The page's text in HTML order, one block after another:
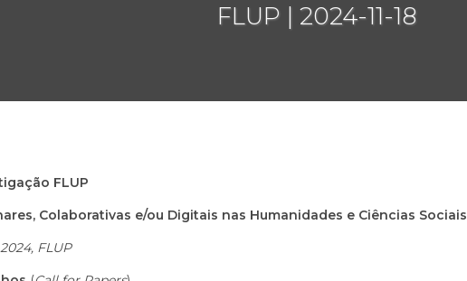
FLUP | 2024-11-18
FLUP
Colaborativas e/ou Digitais nas Humanidades e Ciências Sociais
FLUP